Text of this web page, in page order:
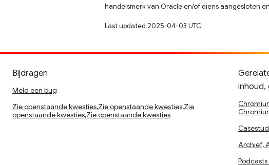
handelsmerk van Oracle en/of diens aangesloten
Last updated 2025-04-03 UTC.
Bijdragen
Meld een bug
Zie openstaande kwesties,Zie openstaande kwesties,Zie
openstaande kwesties,Zie openstaande kwesties
inhoud,
Archief,
Podcasts